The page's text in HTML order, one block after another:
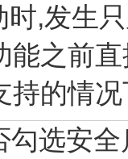
时,发生
能之前
持的情
勾选安